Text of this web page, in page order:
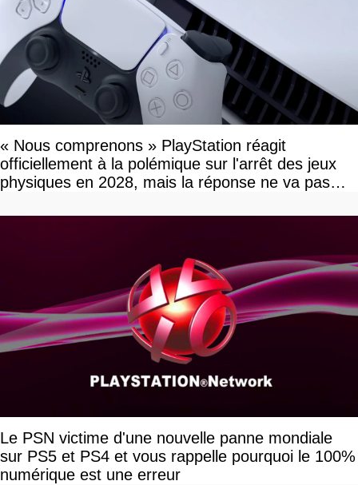
« Nous comprenons » PlayStation réagit
officiellement à la polémique sur l'arrêt des jeux
physiques en 2028, mais la réponse ne va pas
Le PSN victime d'une nouvelle panne mondiale
sur PS5 et PS4 et vous rappelle pourquoi le 100%
numérique est une erreur